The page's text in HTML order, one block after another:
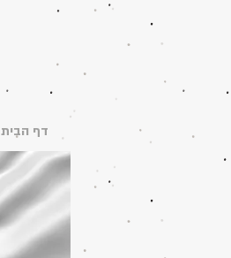
דף הבית